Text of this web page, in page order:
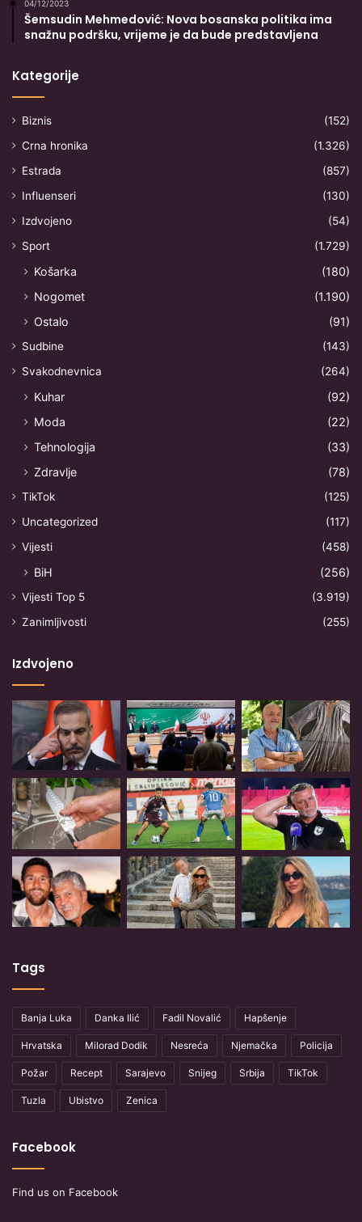
04/12/2023
Šemsudin Mehmedović: Nova bosanska politika ima
snažnu podršku, vrijeme je da bude predstavljena
Kategorije
Biznis
(152)
Crna hronika
(1.326)
Estrada
(857)
Influenseri
(130)
Izdvojeno
(54)
Sport
(1.729)
Košarka
(180)
Nogomet
(1.190)
Ostalo
(91)
Sudbine
(143)
Svakodnevnica
(264)
Kuhar
(92)
Moda
(22)
Tehnologija
(33)
Zdravlje
(78)
TikTok
(125)
Uncategorized
(117)
Vijesti
(458)
BiH (256)
Vijesti Top 5
(3.919)
Zanimljivosti
(255)
Izdvojeno
Tags
Banja Luka Danka Ilić Fadil Novalić Hapšenje
Hrvatska Milorad Dodik Nesreća Njemačka Policija
Požar Recept Sarajevo Snijeg Srbija TikTok
Tuzla Ubistvo Zenica
Facebook
Find us on Facebook